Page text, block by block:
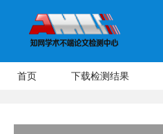
首页 下载检测结果